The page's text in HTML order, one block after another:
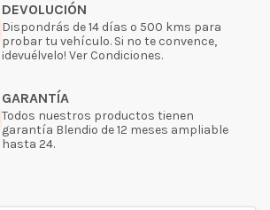
DEVOLUCIÓN
Dispondrás de 14 días o 500 kms para
probar tu vehículo. Si no te convence,
¡devuélvelo! Ver Condiciones.
GARANTÍA
Todos nuestros productos tienen
garantía Blendio de 12 meses ampliable
hasta 24.